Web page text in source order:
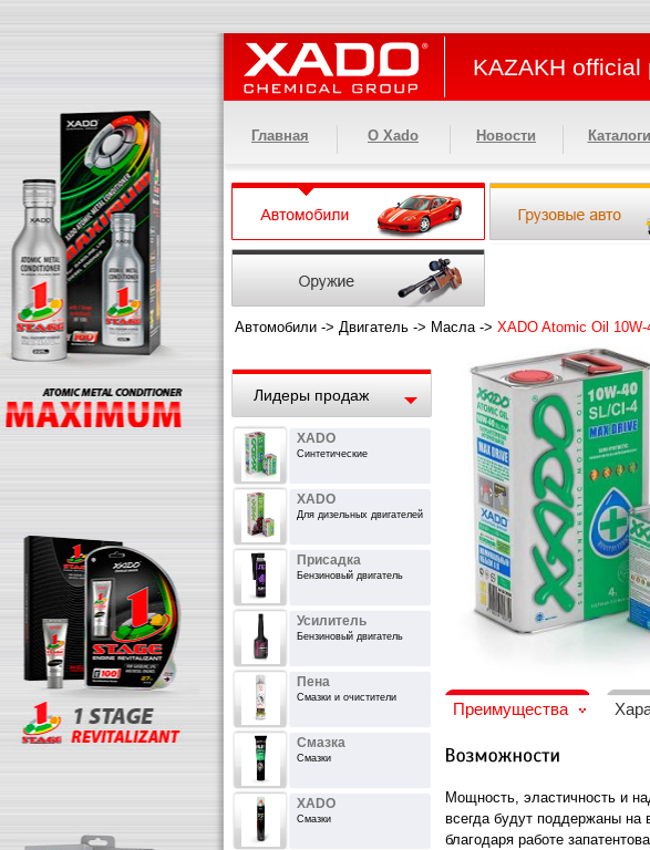
KAZAKH official
Главная О Xado Новости Каталоги
Автомобили -> Двигатель -> Масла-> XADO Atomic Oil
Лидеры продаж
XADO
Синтетические
XADO
Для дизельных двигателей
Присадка
Бензиновый двигатель
Усилитель
Бензиновый двигатель
Пена
Смазки и очистители
Смазка
Смазки
XADO
Смазки
Преимущества
Мощность, эластичность и
всегда будут поддержаны на
благодаря работе